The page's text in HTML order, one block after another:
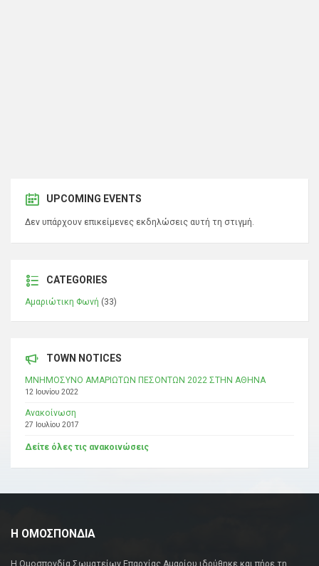
UPCOMING EVENTS
Δεν υπάρχουν επικείμενες εκδηλώσεις αυτή τη στιγμή.
CATEGORIES
Αμαριώτικη Φωνή (33)
TOWN NOTICES
ΜΝΗΜΟΣΥΝΟ ΑΜΑΡΙΩΤΩΝ ΠΕΣΟΝΤΩΝ 2022 ΣΤΗΝ ΑΘΗΝΑ
12 Ιουνίου 2022
Ανακοίνωση
27 Ιουλίου 2017
Δείτε όλες τις ανακοινώσεις
Η ΟΜΟΣΠΟΝΔΙΑ